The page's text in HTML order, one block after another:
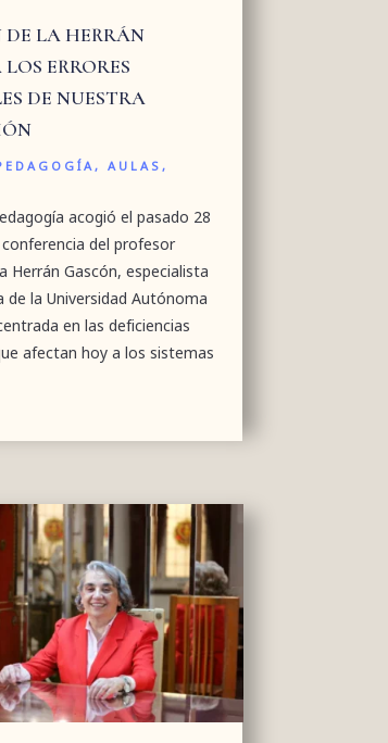
LA HERRÁN
ERRORES
DE NUESTRA
, AULAS,
acogió el pasado 28
del profesor
Herrán Gascón, especialista
de la Universidad Autónoma
en las deficiencias
afectan hoy a los sistemas